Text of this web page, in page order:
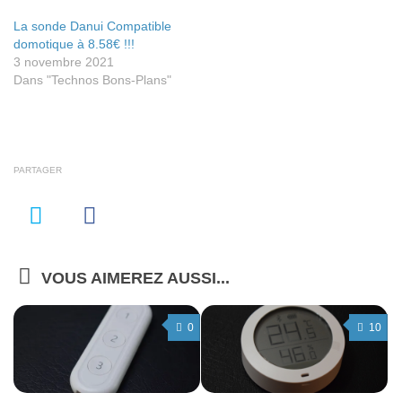
La sonde Danui Compatible
domotique à 8.58€ !!!
3 novembre 2021
Dans "Technos Bons-Plans"
PARTAGER
VOUS AIMEREZ AUSSI...
0 10